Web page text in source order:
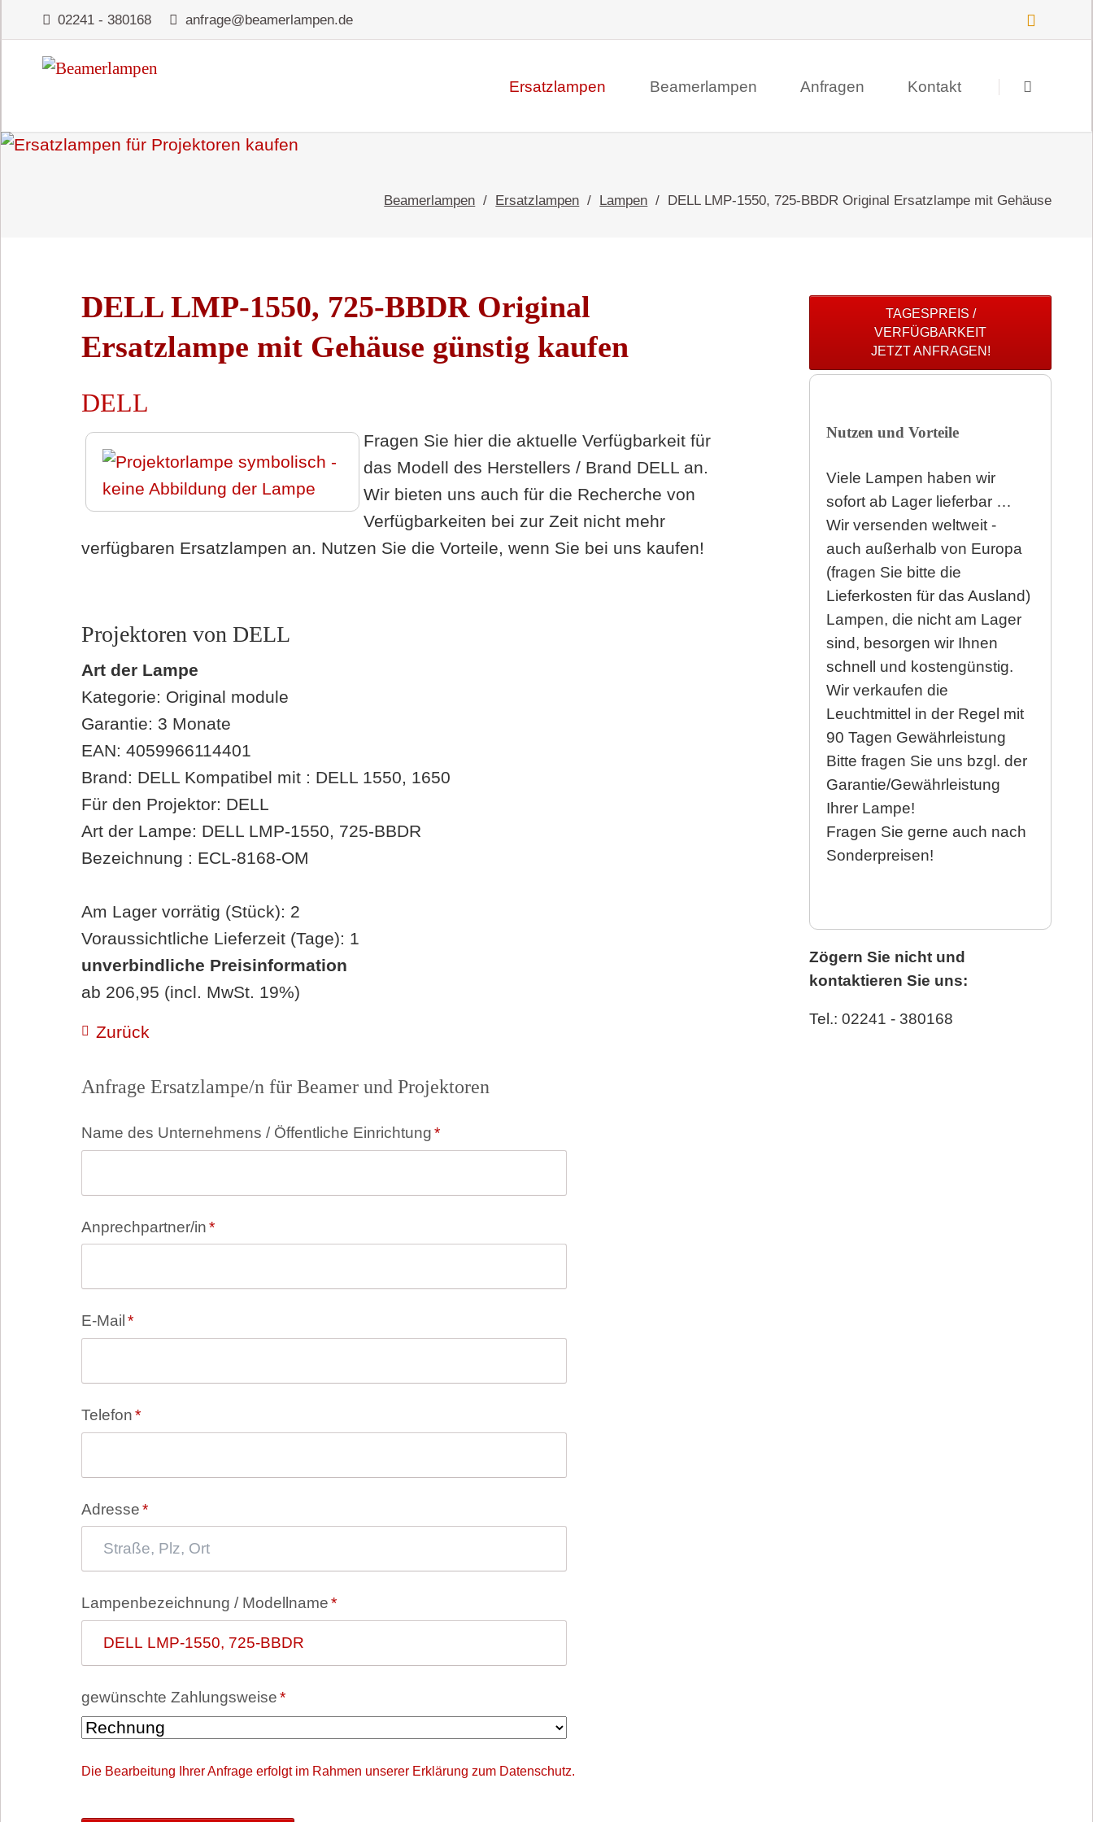
02241 - 380168 anfrage@beamerlampen.de
überspringen
Ersatzlampen Beamerlampen Anfragen Kontakt
Beamerlampen Ersatzlampen Lampen DELL LMP-1550, 725-BBDR Original Ersatzlampe mit Gehäuse
DELL LMP-1550, 725-BBDR Original
Ersatzlampe mit Gehäuse günstig kaufen
DELL
Fragen Sie hier die aktuelle Verfügbarkeit für
das Modell des Herstellers / Brand DELL an.
Wir bieten uns auch für die Recherche von
Verfügbarkeiten bei zur Zeit nicht mehr
verfügbaren Ersatzlampen an. Nutzen Sie die Vorteile, wenn Sie bei uns kaufen!
Projektoren von DELL
Art der Lampe
Kategorie: Original module
Garantie: 3 Monate
EAN: 4059966114401
Brand: DELL Kompatibel mit : DELL 1550, 1650
Für den Projektor: DELL
Art der Lampe: DELL LMP-1550, 725-BBDR
Bezeichnung : ECL-8168-OM
Am Lager vorrätig (Stück): 2
Voraussichtliche Lieferzeit (Tage): 1
unverbindliche Preisinformation
ab 206,95 (incl. MwSt. 19%)
Zurück
Anfrage Ersatzlampe/n für Beamer und Projektoren
Pflichtfeld
Name des Unternehmens / Öffentliche Einrichtung*
Pflichtfeld
Anprechpartner/in*
Pflichtfeld
E-Mail *
Pflichtfeld
Telefon*
Pflichtfeld
Adresse*
Pflichtfeld
Lampenbezeichnung / Modellname*
Pflichtfeld
gewünschte Zahlungsweise*
Die Bearbeitung Ihrer Anfrage erfolgt im Rahmen unserer Erklärung zum Datenschutz.
TAGESPREIS /
VERFÜGBARKEIT
JETZT ANFRAGEN!
Nutzen und Vorteile
Viele Lampen haben wir
sofort ab Lager lieferbar …
Wir versenden weltweit -
auch außerhalb von Europa
(fragen Sie bitte die
Lieferkosten für das Ausland)
Lampen, die nicht am Lager
sind, besorgen wir Ihnen
schnell und kostengünstig.
Wir verkaufen die
Leuchtmittel in der Regel mit
90 Tagen Gewährleistung
Bitte fragen Sie uns bzgl. der
Garantie/Gewährleistung
Ihrer Lampe!
Fragen Sie gerne auch nach
Sonderpreisen!
Zögern Sie nicht und
kontaktieren Sie uns:
Tel.: 02241 - 380168